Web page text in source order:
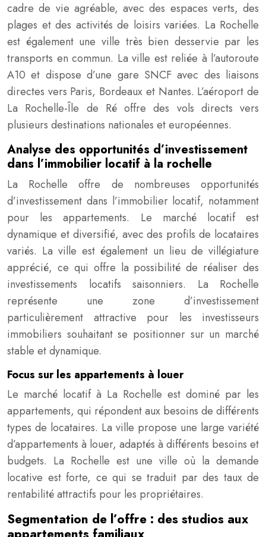
cadre de vie agréable, avec des espaces verts, des
plages et des activités de loisirs variées. La Rochelle
est également une ville très bien desservie par les
transports en commun. La ville est reliée à l’autoroute
A10 et dispose d’une gare SNCF avec des liaisons
directes vers Paris, Bordeaux et Nantes. L’aéroport de
La Rochelle-Île de Ré offre des vols directs vers
plusieurs destinations nationales et européennes.
Analyse des opportunités d’investissement
dans l’immobilier locatif à la rochelle
La Rochelle offre de nombreuses opportunités
d’investissement dans l’immobilier locatif, notamment
pour les appartements. Le marché locatif est
dynamique et diversifié, avec des profils de locataires
variés. La ville est également un lieu de villégiature
apprécié, ce qui offre la possibilité de réaliser des
investissements locatifs saisonniers. La Rochelle
représente une zone d’investissement
particulièrement attractive pour les investisseurs
immobiliers souhaitant se positionner sur un marché
stable et dynamique.
Focus sur les appartements à louer
Le marché locatif à La Rochelle est dominé par les
appartements, qui répondent aux besoins de différents
types de locataires. La ville propose une large variété
d’appartements à louer, adaptés à différents besoins et
budgets. La Rochelle est une ville où la demande
locative est forte, ce qui se traduit par des taux de
rentabilité attractifs pour les propriétaires.
Segmentation de l’offre : des studios aux